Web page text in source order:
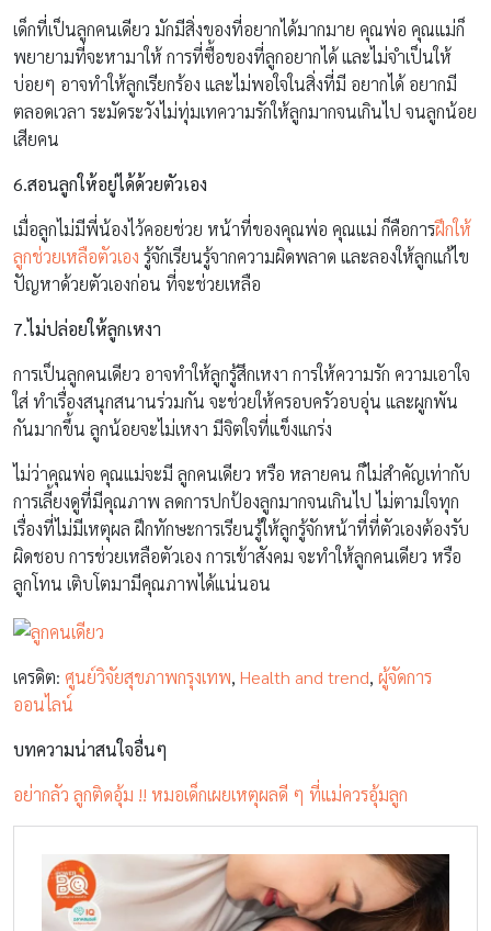
เด็กที่เป็นลูกคนเดียว มักมีสิ่งของที่อยากได้มากมาย คุณพ่อ คุณแม่ก็
พยายามที่จะหามาให้ การที่ซื้อของที่ลูกอยากได้ และไม่จำเป็นให้
บ่อยๆ อาจทำให้ลูกเรียกร้อง และไม่พอใจในสิ่งที่มี อยากได้ อยากมี
ตลอดเวลา ระมัดระวังไม่ทุ่มเทความรักให้ลูกมากจนเกินไป จนลูกน้อย
เสียคน
6.สอนลูกให้อยู่ได้ด้วยตัวเอง
เมื่อลูกไม่มีพี่น้องไว้คอยช่วย หน้าที่ของคุณพ่อ คุณแม่ ก็คือการฝึกให้
ลูกช่วยเหลือตัวเอง รู้จักเรียนรู้จากความผิดพลาด และลองให้ลูกแก้ไข
ปัญหาด้วยตัวเองก่อน ที่จะช่วยเหลือ
7.ไม่ปล่อยให้ลูกเหงา
การเป็นลูกคนเดียว อาจทำให้ลูกรู้สึกเหงา การให้ความรัก ความเอาใจ
ใส่ ทำเรื่องสนุกสนานร่วมกัน จะช่วยให้ครอบครัวอบอุ่น และผูกพัน
กันมากขึ้น ลูกน้อยจะไม่เหงา มีจิตใจที่แข็งแกร่ง
ไม่ว่าคุณพ่อ คุณแม่จะมี ลูกคนเดียว หรือ หลายคน ก็ไม่สำคัญเท่ากับ
การเลี้ยงดูที่มีคุณภาพ ลดการปกป้องลูกมากจนเกินไป ไม่ตามใจทุก
เรื่องที่ไม่มีเหตุผล ฝึกทักษะการเรียนรู้ให้ลูกรู้จักหน้าที่ที่ตัวเองต้องรับ
ผิดชอบ การช่วยเหลือตัวเอง การเข้าสังคม จะทำให้ลูกคนเดียว หรือ
ลูกโทน เติบโตมามีคุณภาพได้แน่นอน
เครดิต: ศูนย์วิจัยสุขภาพกรุงเทพ, Health and trend, ผู้จัดการ
ออนไลน์
บทความน่าสนใจอื่นๆ
อย่ากลัว ลูกติดอุ้ม !! หมอเด็กเผยเหตุผลดี ๆ ที่แม่ควรอุ้มลูก